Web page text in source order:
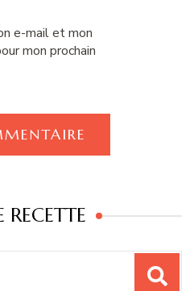
e-mail et mon
mon prochain
RECETTE